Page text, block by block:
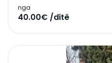
nga
40.00€ /ditë